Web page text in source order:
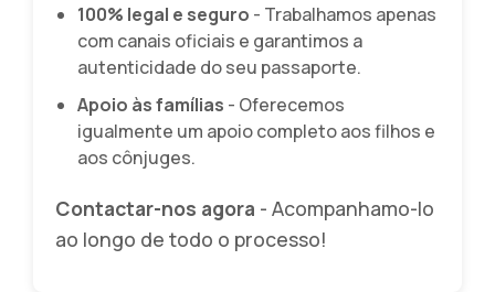
100% legal e seguro - Trabalhamos apenas
com canais oficiais e garantimos a
autenticidade do seu passaporte.
Apoio às famílias - Oferecemos
igualmente um apoio completo aos filhos e
aos cônjuges.
Contactar-nos agora - Acompanhamo-lo
ao longo de todo o processo!